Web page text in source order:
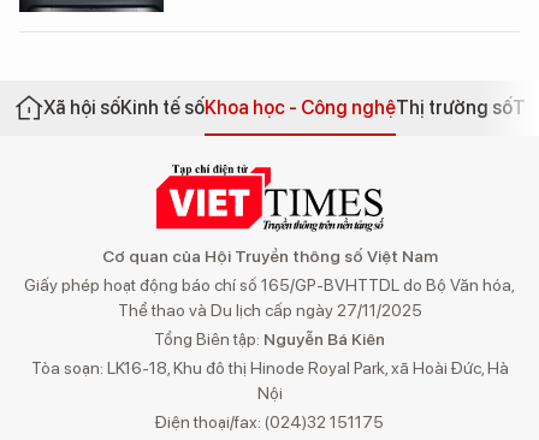
Xã hội sốKinh tế sốKhoa học - Công nghệThị trường số
Cơ quan của Hội Truyền thông số Việt Nam
Giấy phép hoạt động báo chí số 165/GP-BVHTTDL do Bộ Văn hóa,
Thể thao và Du lịch cấp ngày 27/11/2025
Tổng Biên tập: Nguyễn Bá Kiên
Tòa soạn: LK16-18, Khu đô thị Hinode Royal Park, xã Hoài Đức, Hà
Nội
Điện thoại/fax: (024)32 151175